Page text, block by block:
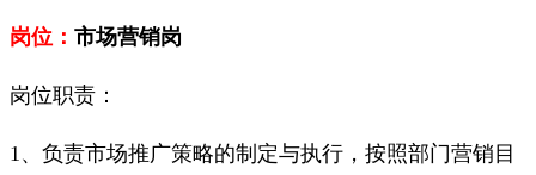
岗位： 市场营销岗
岗位职责：
1、负责市场推广策略的制定与执行，按照部门营销目